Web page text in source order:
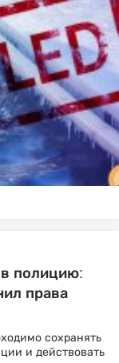
в полицию:
права
сохранять
и действовать